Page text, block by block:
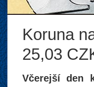
Koruna
25,03
Včerejší den